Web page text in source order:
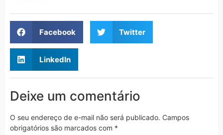
Facebook Twitter
LinkedIn
Deixe um comentário
O seu endereço de e-mail não será publicado. Campos
obrigatórios são marcados com *